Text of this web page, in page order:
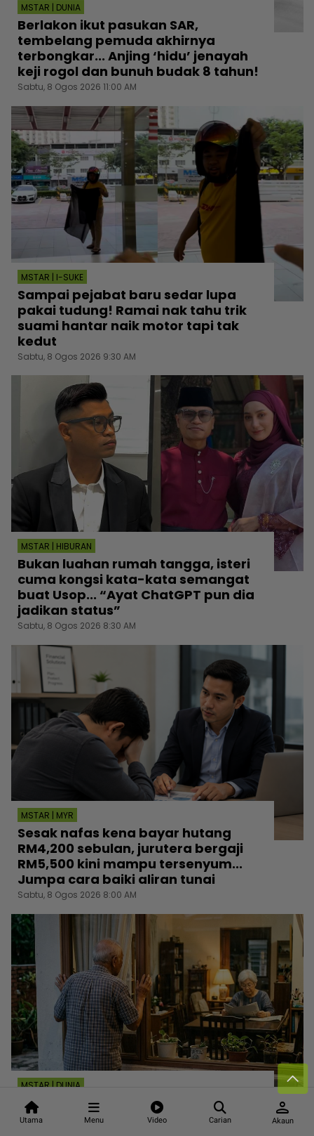
Utama Menu Video Carian
person
Akaun
MSTAR | DUNIA
Berlakon ikut pasukan SAR,
tembelang pemuda akhirnya
terbongkar... Anjing ‘hidu’ jenayah
keji rogol dan bunuh budak 8 tahun!
Sabtu, 8 Ogos 2026 11:00 AM
MSTAR | I-SUKE
Sampai pejabat baru sedar lupa
pakai tudung! Ramai nak tahu trik
suami hantar naik motor tapi tak
kedut
Sabtu, 8 Ogos 2026 9:30 AM
MSTAR | HIBURAN
Bukan luahan rumah tangga, isteri
cuma kongsi kata-kata semangat
buat Usop... “Ayat ChatGPT pun dia
jadikan status”
Sabtu, 8 Ogos 2026 8:30 AM
MSTAR | MYR
Sesak nafas kena bayar hutang
RM4,200 sebulan, jurutera bergaji
RM5,500 kini mampu tersenyum...
Jumpa cara baiki aliran tunai
Sabtu, 8 Ogos 2026 8:00 AM
MSTAR | DUNIA
Atuk gatal kemaruk nak bercinta!
Warga emas 81 tahun ditahan